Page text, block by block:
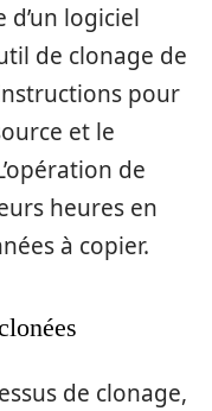
d’un logiciel
de clonage de
pour
et le
de
heures en
à copier.
de clonage,